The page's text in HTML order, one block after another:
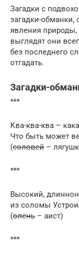
Загадки с
загадки-обманки,
явления
выглядят они
без последнего
отгадать.
Загадки-
***
Ква-ква-ква –
Что быть может
(соловей –
***
Высокий,
из соломы
(олень – аист)
***